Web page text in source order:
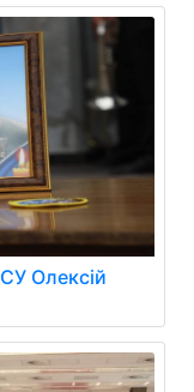
Олексій